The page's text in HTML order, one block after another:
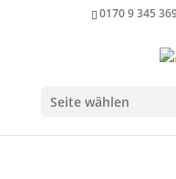
0170 9 345
Seite wählen